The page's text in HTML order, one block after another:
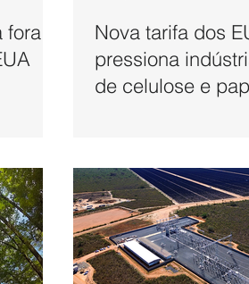
fora
Nova tarifa dos
pressiona
de celulose e